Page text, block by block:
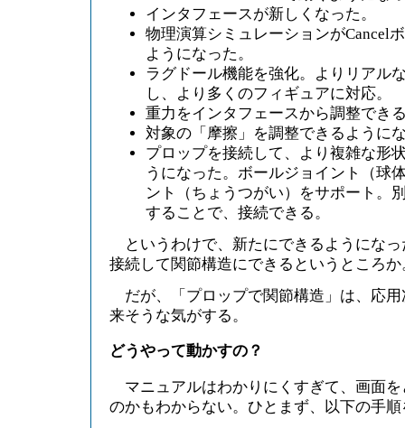
インタフェースが新しくなった。
物理演算シミュレーションがCancel
ようになった。
ラグドール機能を強化。よりリアル
し、より多くのフィギュアに対応。
重力をインタフェースから調整でき
対象の「摩擦」を調整できるように
プロップを接続して、より複雑な形
うになった。ボールジョイント（球
ント（ちょうつがい）をサポート。
することで、接続できる。
というわけで、新たにできるようにな
接続して関節構造にできるというところか
だが、「プロップで関節構造」は、応
来そうな気がする。
どうやって動かすの？
マニュアルはわかりにくすぎて、画面
のかもわからない。ひとまず、以下の手